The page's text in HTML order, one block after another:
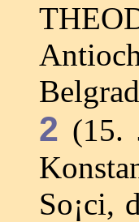
2 (15.
So¡ci,